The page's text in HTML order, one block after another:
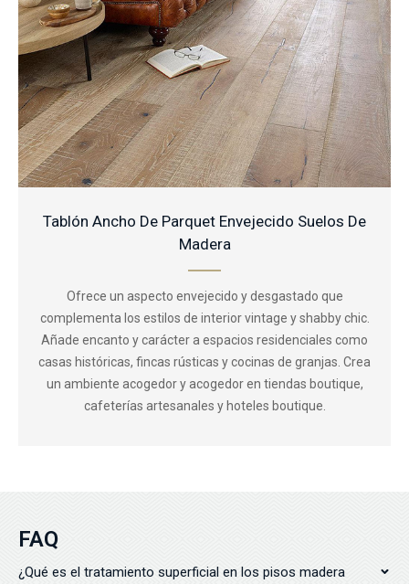
Tablón Ancho De Parquet Envejecido Suelos De
Madera
Ofrece un aspecto envejecido y desgastado que
complementa los estilos de interior vintage y shabby chic.
Añade encanto y carácter a espacios residenciales como
casas históricas, fincas rústicas y cocinas de granjas. Crea
un ambiente acogedor y acogedor en tiendas boutique,
cafeterías artesanales y hoteles boutique.
FAQ
¿Qué es el tratamiento superficial en los pisos madera